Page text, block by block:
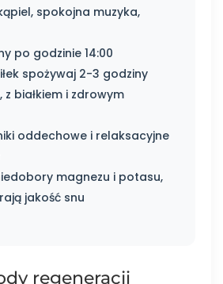
spokojna muzyka,
po godzinie 14:00
spożywaj 2-3 godziny
z białkiem i zdrowym
oddechowe i relaksacyjne
magnezu i potasu,
jakość snu
regeneracji